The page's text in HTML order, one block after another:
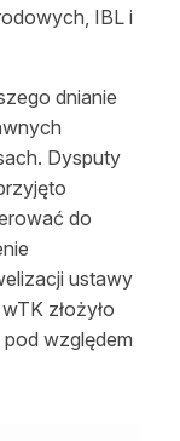
IBL i
dnianie
Dysputy
do
ustawy
złożyło
względem